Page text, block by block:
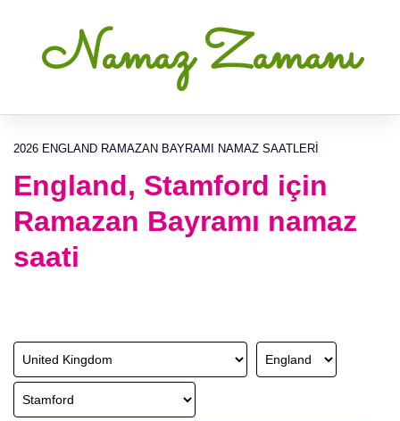
Namaz Zamanı
2026 ENGLAND RAMAZAN BAYRAMI NAMAZ SAATLERI
England, Stamford için
Ramazan Bayramı namaz
saati